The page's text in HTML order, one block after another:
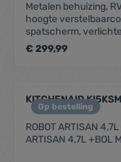
Metalen behuizing,
hoogte
spatscherm,
pulsehub acc.: voor
€ 299,99
Op bestelling
KITCHENAID
ROBOT ARTISAN
ARTISAN 4,7L +BOL